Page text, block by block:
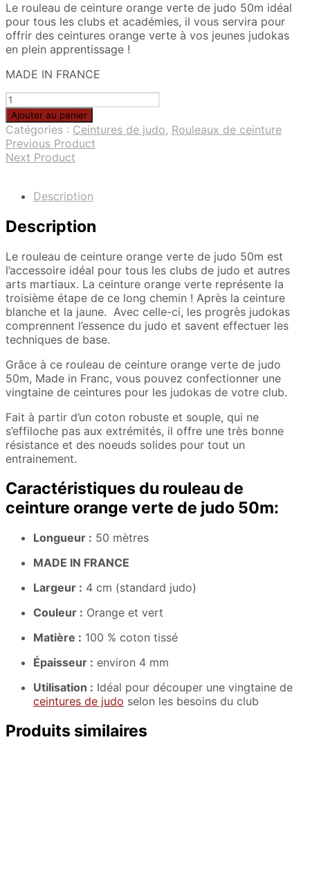
Le rouleau de ceinture orange verte de judo 50m idéal
pour tous les clubs et académies, il vous servira pour
offrir des ceintures orange verte à vos jeunes judokas
en plein apprentissage !
MADE IN FRANCE
quantité
de
Rouleau
de
ceinture
50m
Ajouter au panier
Catégories : Ceintures de judo, Rouleaux de ceinture
Previous Product
Next Product
Description
Description
Le rouleau de ceinture orange verte de judo 50m est
l’accessoire idéal pour tous les clubs de judo et autres
arts martiaux. La ceinture orange verte représente la
troisième étape de ce long chemin ! Après la ceinture
blanche et la jaune. Avec celle-ci, les progrès judokas
comprennent l’essence du judo et savent effectuer les
techniques de base.
Grâce à ce rouleau de ceinture orange verte de judo
50m, Made in Franc, vous pouvez confectionner une
vingtaine de ceintures pour les judokas de votre club.
Fait à partir d’un coton robuste et souple, qui ne
s’effiloche pas aux extrémités, il offre une très bonne
résistance et des noeuds solides pour tout un
entrainement.
Caractéristiques du rouleau de
ceinture orange verte de judo 50m:
Longueur : 50 mètres
MADE IN FRANCE
Largeur : 4 cm (standard judo)
Couleur : Orange et vert
Matière : 100 % coton tissé
Épaisseur : environ 4 mm
Utilisation : Idéal pour découper une vingtaine de
ceintures de judo selon les besoins du club
Produits similaires